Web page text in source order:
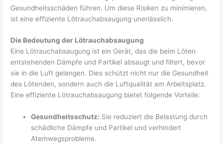
Gesundheitsschäden führen. Um diese Risiken zu minimieren,
ist eine effiziente Lötrauchabsaugung unerlässlich.
Die Bedeutung der Lötrauchabsaugung
Eine Lötrauchabsaugung ist ein Gerät, das die beim Löten
entstehenden Dämpfe und Partikel absaugt und filtert, bevor
sie in die Luft gelangen. Dies schützt nicht nur die Gesundheit
des Lötenden, sondern auch die Luftqualität am Arbeitsplatz.
Eine effiziente Lötrauchabsaugung bietet folgende Vorteile:
Gesundheitsschutz: Sie reduziert die Belastung durch
schädliche Dämpfe und Partikel und verhindert
Atemwegsprobleme.